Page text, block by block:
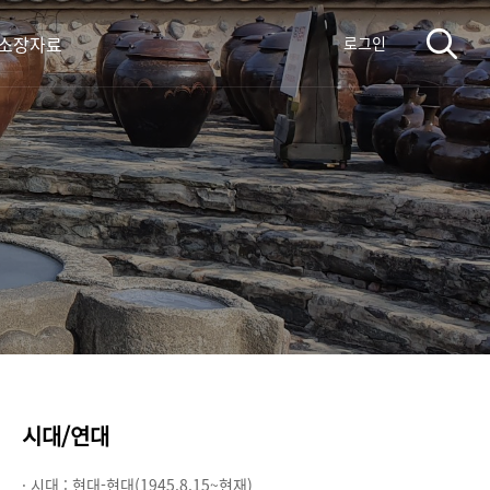
장자료 로그인
시대/연대
· 시대 : 현대-현대(1945.8.15~현재)